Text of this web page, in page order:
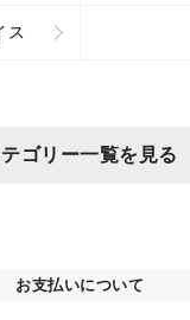
ス
テゴリー一覧を見る
お支払いについて